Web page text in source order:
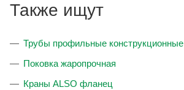
Также ищут
Трубы профильные конструкционные
Поковка жаропрочная
Краны ALSO фланец